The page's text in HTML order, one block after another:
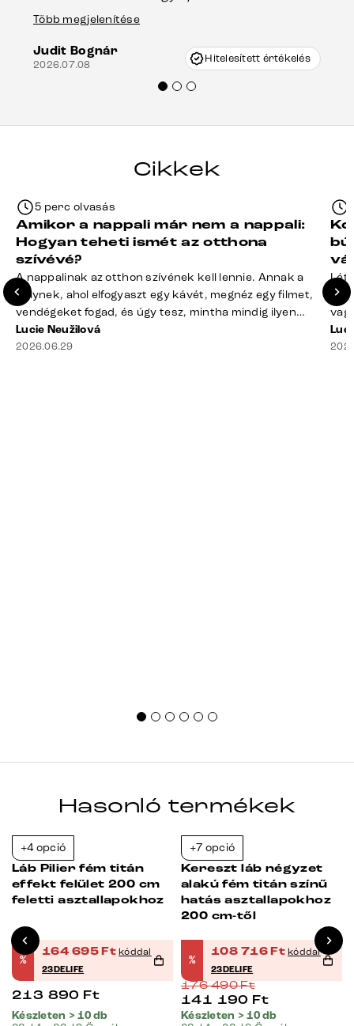
asztal talpánál, ami szállításkor
nagyon korrekten jártak el az ügyemben.
Mindenkinek ajánlani tudom a Delife
Több megjelenítése
Judit Bognár
2026.07.08 Hitelesített értékelés
Cikkek
5 perc olvasás
Amikor a nappali már nem a nappali:
Hogyan teheti ismét az otthona
szívévé?
A nappalinak az otthon szívének kell lennie. Annak a
helynek, ahol elfogyaszt egy kávét, megnéz egy filmet,
vendégeket fogad, és úgy tesz, mintha mindig ilyen
rend lenne. A valóság? A takaró félig a kanapén hever,
a távirányító rejtélyes módon eltűnt, a dohányzóasztal
Lucie Neužilová
2026.06.29
Hasonló termékek
+4 opció
Láb Pilier fém titán
effekt felület 200 cm
feletti asztallapokhoz
%
164 695Ft kóddal
23DELIFE
213 890 Ft
Készleten > 10 db
+7 opció
Kereszt láb négyzet
alakú fém titán színű
hatás asztallapokhoz
200 cm-től
%
108 716Ft kóddal
23DELIFE
176 490Ft
141 190 Ft
Készleten > 10 db